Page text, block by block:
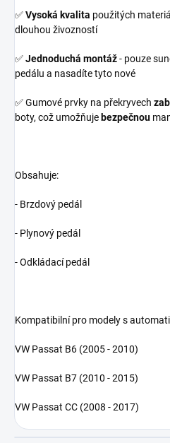
✅Vysoká kvalita použitých
dlouhou živozností
✅Jednoduchá montáž- pouze
pedálu a nasadíte tyto nové
✅ Gumové prvky na překryvech
boty, což umožňuje bezpečnou
Obsahuje:
- Brzdový pedál
- Plynový pedál
- Odkládací pedál
Kompatibilní pro modely s
VW Passat B6 (2005 - 2010)
VW Passat B7 (2010 - 2015)
VW Passat CC (2008 - 2017)